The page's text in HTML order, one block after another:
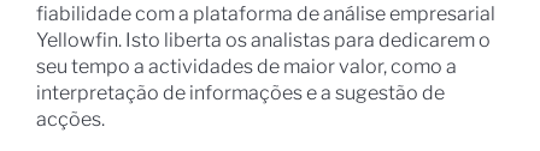
fiabilidade com a plataforma de análise empresarial
Yellowfin. Isto liberta os analistas para dedicarem o
seu tempo a actividades de maior valor, como a
interpretação de informações e a sugestão de
acções.